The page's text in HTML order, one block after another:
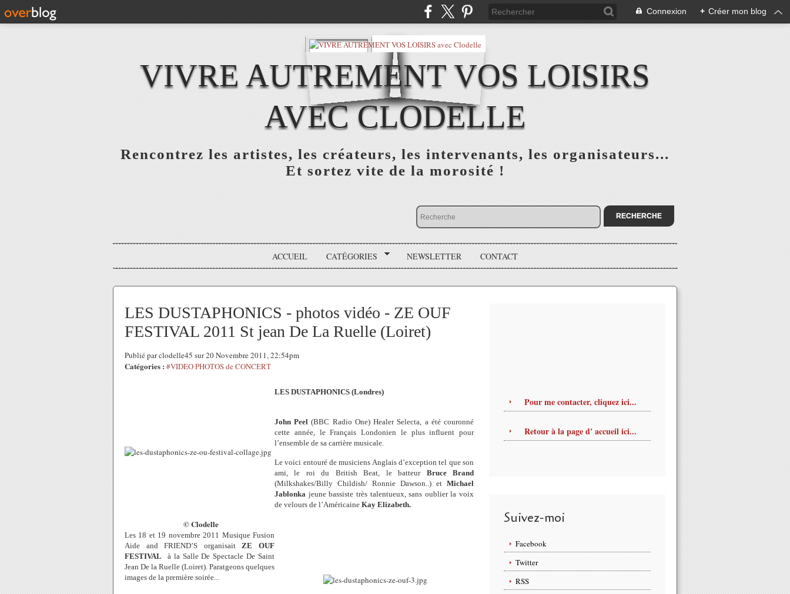
Connexion + Créer mon blog
VIVRE AUTREMENT VOS LOISIRS
AVEC CLODELLE
Rencontrez les artistes, les créateurs, les intervenants, les organisateurs...
Et sortez vite de la morosité !
ACCUEIL CATÉGORIES NEWSLETTER CONTACT
LES DUSTAPHONICS - photos vidéo - ZE OUF
FESTIVAL 2011 St jean De La Ruelle (Loiret)
Publié par clodelle45 sur 20 Novembre 2011, 22:54pm
Catégories : #VIDEO PHOTOS de CONCERT
LES DUSTAPHONICS (Londres)
John Peel (BBC Radio One) Healer Selecta, a été couronné
cette année, le Français Londonien le plus influent pour
l’ensemble de sa carrière musicale.
Le voici entouré de musiciens Anglais d’exception tel que son
ami, le roi du British Beat, le batteur Bruce Brand
(Milkshakes/Billy Childish/ Ronnie Dawson..) et Michael
Jablonka jeune bassiste très talentueux, sans oublier la voix
de velours de l’Américaine Kay Elizabeth.
© Clodelle
Les 18 et 19 novembre 2011 Musique Fusion
Aide and FRIEND’S organisaitZE OUF
FESTIVAL à la Salle De Spectacle De Saint
Jean De la Ruelle (Loiret). Paratgeons quelques
images de la première soirée...
Pour me contacter, cliquez ici...
Retour à la page d' accueil ici...
Suivez-moi
Facebook
Twitter
RSS